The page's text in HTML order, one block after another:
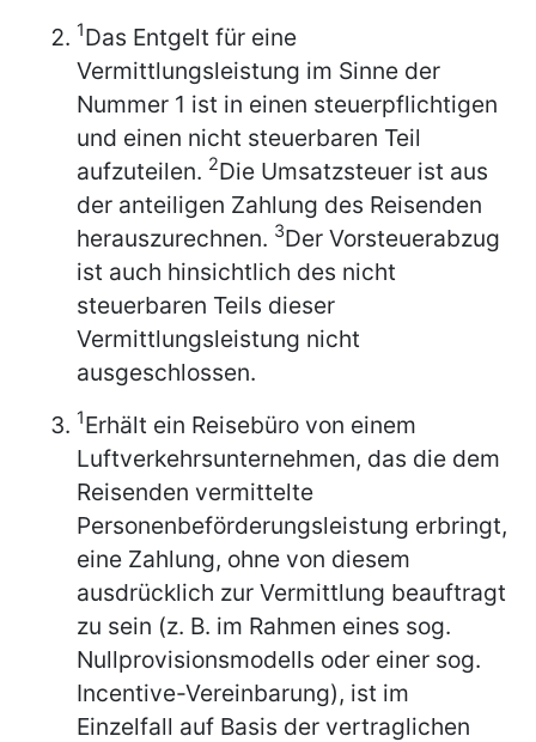
1Das Entgelt für eine
Vermittlungsleistung im Sinne der
Nummer 1 ist in einen steuerpflichtigen
und einen nicht steuerbaren Teil
aufzuteilen. 2Die Umsatzsteuer ist aus
der anteiligen Zahlung des Reisenden
herauszurechnen. 3Der Vorsteuerabzug
ist auch hinsichtlich des nicht
steuerbaren Teils dieser
Vermittlungsleistung nicht
ausgeschlossen.
1Erhält ein Reisebüro von einem
Luftverkehrsunternehmen, das die dem
Reisenden vermittelte
Personenbeförderungsleistung erbringt,
eine Zahlung, ohne von diesem
ausdrücklich zur Vermittlung beauftragt
zu sein (z. B. im Rahmen eines sog.
Nullprovisionsmodells oder einer sog.
Incentive-Vereinbarung), ist im
Einzelfall auf Basis der vertraglichen